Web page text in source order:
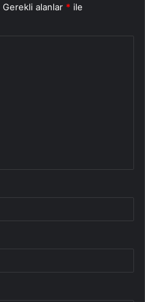
Gerekli alanlar * ile